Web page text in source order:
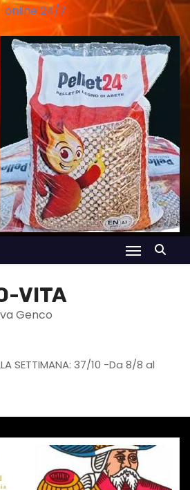
online 24/7
VITA
Genco
SETTIMANA: 37/10 -Da 8/8 al